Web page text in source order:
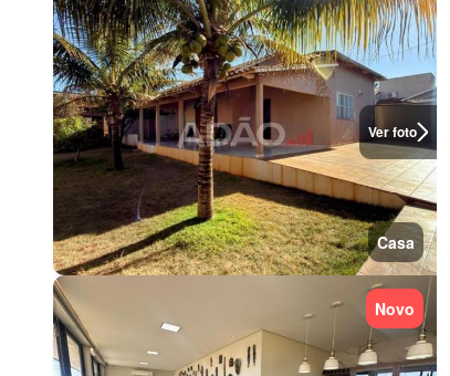
Ver foto
Casa
Novo